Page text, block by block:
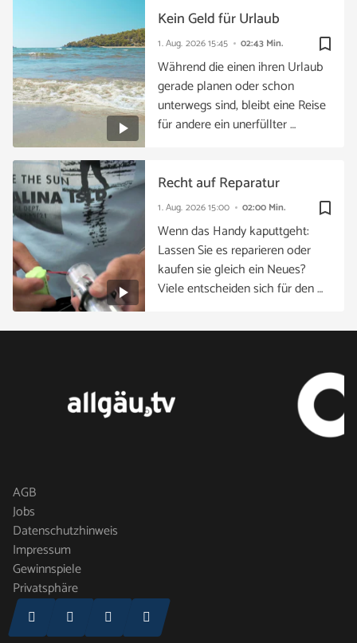
bookmark_border
1. Aug. 202615:45 02:43 Min.
Kein Geld für Urlaub
Während die einen ihren Urlaub
gerade planen oder schon
unterwegs sind, bleibt eine Reise
für andere ein unerfüllter …
bookmark_border
1. Aug. 202615:00 02:00 Min.
Recht auf Reparatur
Wenn das Handy kaputtgeht:
Lassen Sie es reparieren oder
kaufen sie gleich ein Neues?
Viele entscheiden sich für den …
AGB
Jobs
Datenschutzhinweis
Impressum
Gewinnspiele
Privatsphäre